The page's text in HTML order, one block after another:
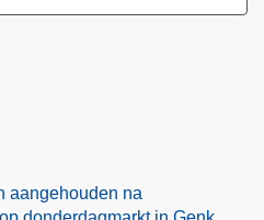
aangehouden na